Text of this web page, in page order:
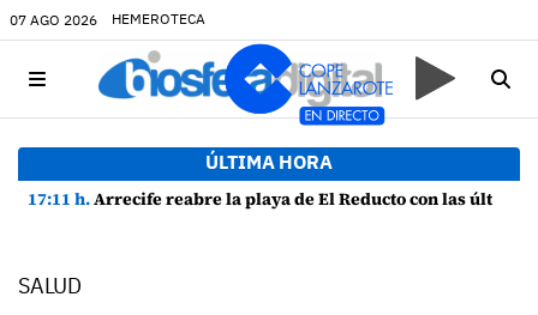
07 AGO 2026 HEMEROTECA
ÚLTIMA HORA
17:11 h.Arrecife reabre la playa de El Reducto con las últimas analíticas mostrando "una buena calidad de las aguas para el baño"
SALUD